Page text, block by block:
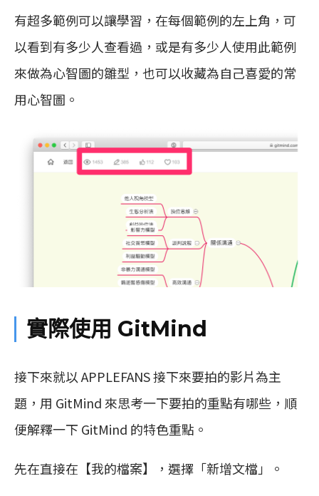
有超多範例可以讓學習，在每個範例的左上角，可
以看到有多少人查看過，或是有多少人使用此範例
來做為心智圖的雛型，也可以收藏為自己喜愛的常
用心智圖。
實際使用 GitMind
接下來就以 APPLEFANS 接下來要拍的影片為主
題，用 GitMind 來思考一下要拍的重點有哪些，順
便解釋一下 GitMind 的特色重點。
先在直接在【我的檔案】，選擇「新增文檔」。